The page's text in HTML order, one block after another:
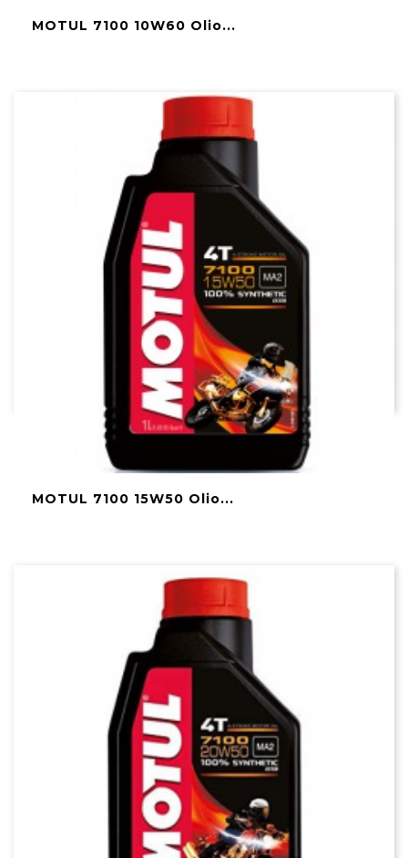
MOTUL 7100 10W60 Olio...
MOTUL 7100 15W50 Olio...